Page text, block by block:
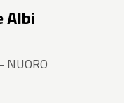
Albi